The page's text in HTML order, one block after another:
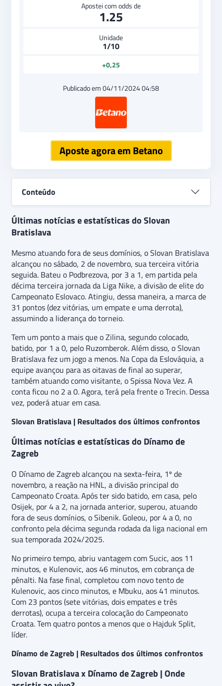
Apostei com odds de
1.25
Unidade
1/10
+0,25
Publicado em 04/11/2024 04:58
Aposte agora em Betano
Conteúdo
Últimas notícias e estatísticas do Slovan
Bratislava
Mesmo atuando fora de seus domínios, o Slovan Bratislava
alcançou no sábado, 2 de novembro, sua terceira vitória
seguida. Bateu o Podbrezova, por 3 a 1, em partida pela
décima terceira jornada da Liga Nike, a divisão de elite do
Campeonato Eslovaco. Atingiu, dessa maneira, a marca de
31 pontos (dez vitórias, um empate e uma derrota),
assumindo a liderança do torneio.
Tem um ponto a mais que o Zilina, segundo colocado,
batido, por 1 a 0, pelo Ruzomberok. Além disso, o Slovan
Bratislava fez um jogo a menos. Na Copa da Eslováquia, a
equipe avançou para as oitavas de final ao superar,
também atuando como visitante, o Spissa Nova Vez. A
conta ficou no 2 a 0. Agora, terá pela frente o Trecin. Dessa
vez, poderá atuar em casa.
Slovan Bratislava | Resultados dos últimos confrontos
Últimas notícias e estatísticas do Dínamo de
Zagreb
O Dínamo de Zagreb alcançou na sexta-feira, 1º de
novembro, a reação na HNL, a divisão principal do
Campeonato Croata. Após ter sido batido, em casa, pelo
Osijek, por 4 a 2, na jornada anterior, superou, atuando
fora de seus domínios, o Sibenik. Goleou, por 4 a 0, no
confronto pela décima segunda rodada da liga nacional em
sua temporada 2024/2025.
No primeiro tempo, abriu vantagem com Sucic, aos 11
minutos, e Kulenovic, aos 46 minutos, em cobrança de
pênalti. Na fase final, completou com novo tento de
Kulenovic, aos cinco minutos, e Mbuku, aos 41 minutos.
Com 23 pontos (sete vitórias, dois empates e três
derrotas), ocupa a terceira colocação do Campeonato
Croata. Tem quatro pontos a menos que o Hajduk Split,
líder.
Dínamo de Zagreb | Resultados dos últimos confrontos
Slovan Bratislava x Dínamo de Zagreb | Onde